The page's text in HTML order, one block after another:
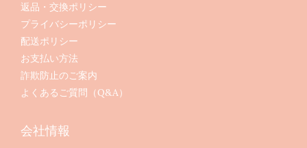
返品・交換ポリシー
プライバシーポリシー
配送ポリシー
お支払い方法
詐欺防止のご案内
よくあるご質問（Q&A）
会社情報